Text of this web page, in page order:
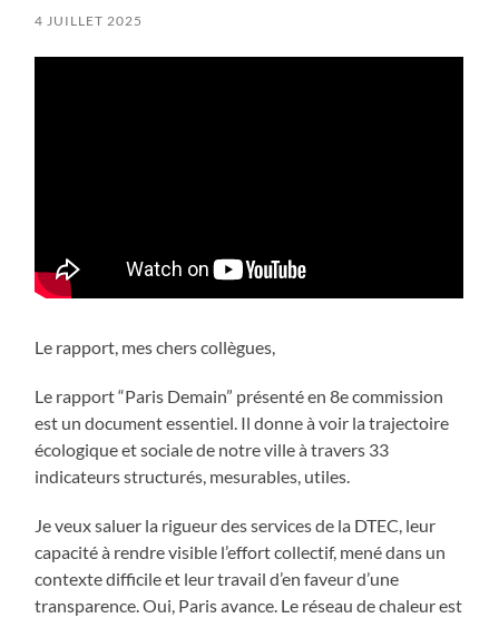
4 JUILLET 2025
Le rapport, mes chers collègues,
Le rapport “Paris Demain” présenté en 8e commission
est un document essentiel. Il donne à voir la trajectoire
écologique et sociale de notre ville à travers 33
indicateurs structurés, mesurables, utiles.
Je veux saluer la rigueur des services de la DTEC, leur
capacité à rendre visible l’effort collectif, mené dans un
contexte difficile et leur travail d’en faveur d’une
transparence. Oui, Paris avance. Le réseau de chaleur est